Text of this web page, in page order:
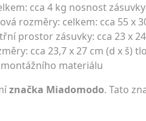
cca 4 kg nosnost
rozměry: celkem: cca 55 x
prostor zásuvky: cca 23 x
cca 23,7 x 27 cm (d x š)
materiálu
značka Miadomodo. Tato